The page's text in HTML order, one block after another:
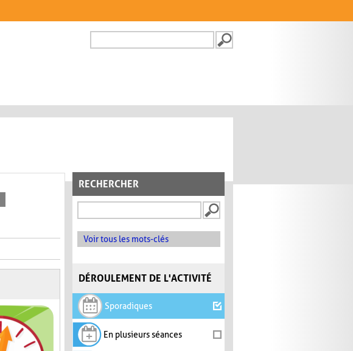
FORMULAIRE DE
RECHERCHER
Voir tous les mots-clés
DÉROULEMENT DE L'ACTIVITÉ
Sporadiques
En plusieurs séances